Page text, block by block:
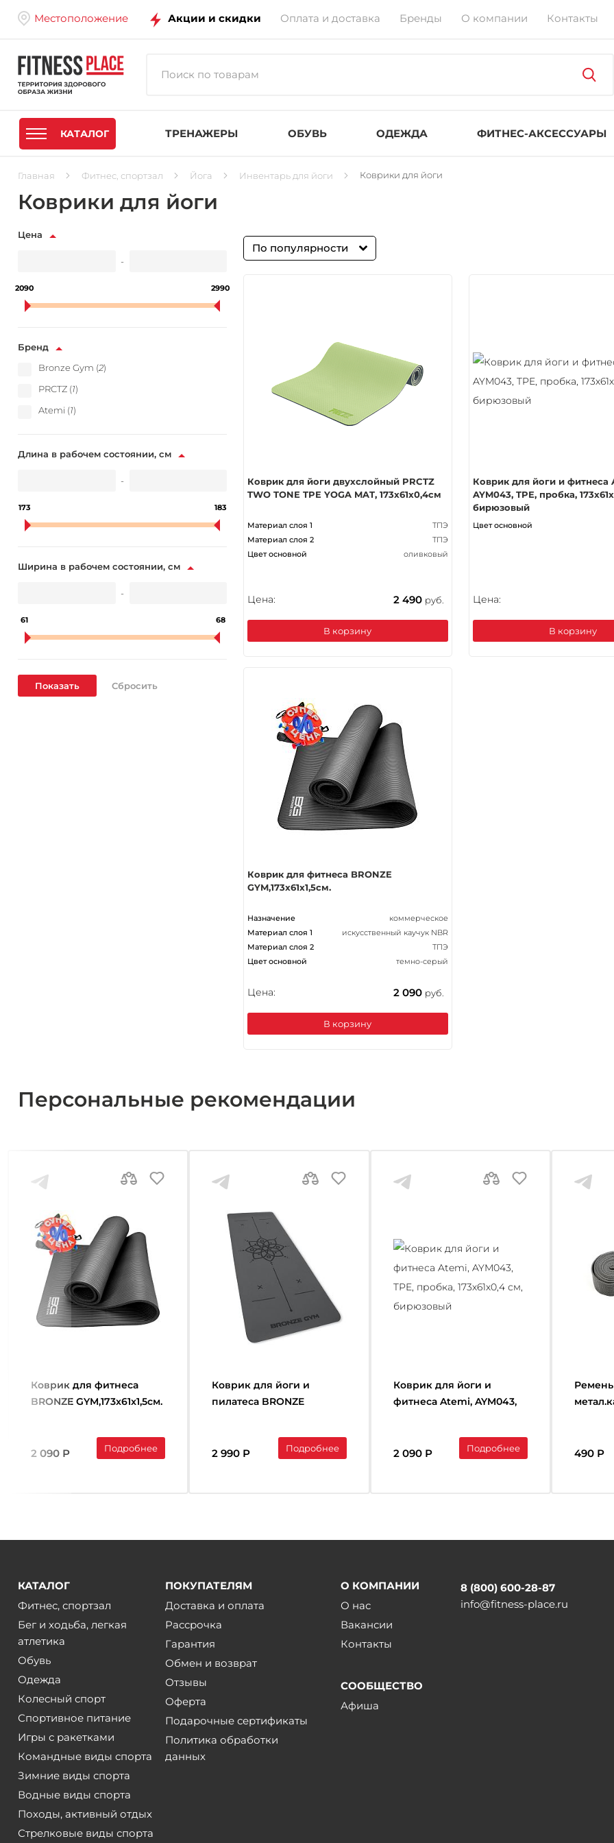
Местоположение Акции и скидки Оплата и доставка Бренды О компании Контакты
КАТАЛОГ ТРЕНАЖЕРЫ ОБУВЬ ОДЕЖДА ФИТНЕС-АКСЕССУАРЫ
Главная Фитнес, спортзал Йога Инвентарь для йоги Коврики для йоги
Коврики для йоги
Цена
-
2090 2990
Бренд
Bronze Gym (2)
PRCTZ (1)
Atemi (1)
Длина в рабочем состоянии, см
-
173 183
Ширина в рабочем состоянии, см
-
61 68
По популярности
Коврик для йоги двухслойный PRCTZ
TWO TONE TPE YOGA MAT, 173х61х0,4см
Материал слоя 1
ТПЭ
Материал слоя 2
ТПЭ
Цвет основной
оливковый
Цена: 2 490 руб.
В корзину
Коврик для йоги и фитнеса
AYM043, TPE, пробка,
бирюзовый
Цвет основной
Цена:
В корзину
Коврик для фитнеса BRONZE
GYM,173x61x1,5см.
Назначение
коммерческое
Материал слоя 1
искусственный каучук NBR
Материал слоя 2
ТПЭ
Цвет основной
темно-серый
Цена: 2 090 руб.
В корзину
Персональные рекомендации
Коврик для фитнеса
BRONZE GYM,173x61x1,5см.
2 090 Р Подробнее
Коврик для йоги и
пилатеса BRONZE
2 990 Р Подробнее
Коврик для йоги и
фитнеса Atemi, AYM043,
2 090 Р Подробнее 490 Р
КАТАЛОГ
Фитнес, спортзал
Бег и ходьба, легкая
атлетика
Обувь
Одежда
Колесный спорт
Спортивное питание
Игры с ракетками
Командные виды спорта
Зимние виды спорта
Водные виды спорта
Походы, активный отдых
Стрелковые виды спорта
ПОКУПАТЕЛЯМ
Доставка и оплата
Рассрочка
Гарантия
Обмен и возврат
Отзывы
Оферта
Подарочные сертификаты
Политика обработки
данных
О КОМПАНИИ
О нас
Вакансии
Контакты
СООБЩЕСТВО
Афиша
8 (800) 600-28-87
info@fitness-place.ru